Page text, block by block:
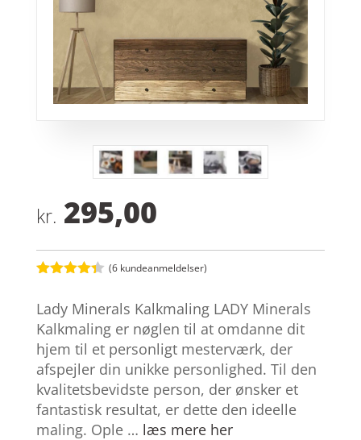
kr. 295,00
ud af 5
baseret
på
kundebedø
mmelser
(6 kundeanmeldelser)
Lady Minerals Kalkmaling LADY Minerals
Kalkmaling er nøglen til at omdanne dit
hjem til et personligt mesterværk, der
afspejler din unikke personlighed. Til den
kvalitetsbevidste person, der ønsker et
fantastisk resultat, er dette den ideelle
maling. Ople … læs mere her